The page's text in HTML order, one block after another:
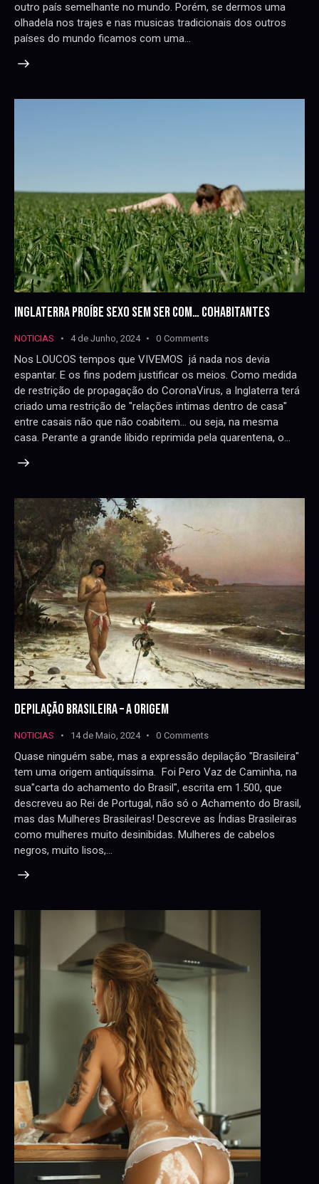
outro país semelhante no mundo. Porém, se dermos uma
olhadela nos trajes e nas musicas tradicionais dos outros
países do mundo ficamos com uma…
INGLATERRA PROÍBE SEXO SEM SER COM… COHABITANTES
NOTICIAS 4 de Junho, 2024 0 Comments
Nos LOUCOS tempos que VIVEMOS já nada nos devia
espantar. E os fins podem justificar os meios. Como medida
de restrição de propagação do CoronaVirus, a Inglaterra terá
criado uma restrição de "relações intimas dentro de casa"
entre casais não que não coabitem... ou seja, na mesma
casa. Perante a grande libido reprimida pela quarentena, o…
DEPILAÇÃO BRASILEIRA – A ORIGEM
NOTICIAS 14 de Maio, 2024 0 Comments
Quase ninguém sabe, mas a expressão depilação "Brasileira"
tem uma origem antiquíssima. Foi Pero Vaz de Caminha, na
sua"carta do achamento do Brasil", escrita em 1.500, que
descreveu ao Rei de Portugal, não só o Achamento do Brasil,
mas das Mulheres Brasileiras! Descreve as Índias Brasileiras
como mulheres muito desinibidas. Mulheres de cabelos
negros, muito lisos,…